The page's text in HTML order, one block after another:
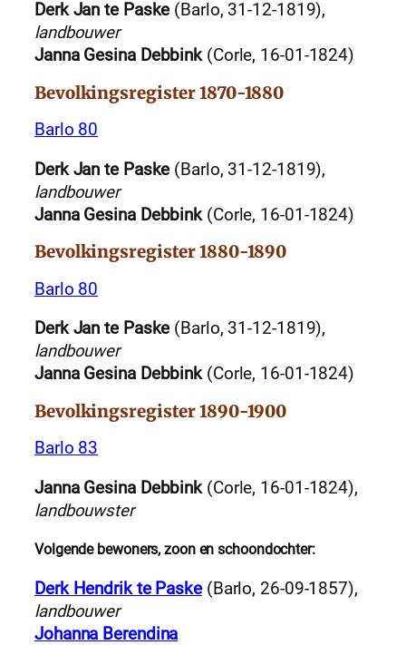
Derk Jan te Paske(Barlo, 31-12-1819),
landbouwer
Janna Gesina Debbink(Corle, 16-01-1824)
Bevolkingsregister 1870-1880
Barlo 80
Derk Jan te Paske(Barlo, 31-12-1819),
landbouwer
Janna Gesina Debbink(Corle, 16-01-1824)
Bevolkingsregister 1880-1890
Barlo 80
Derk Jan te Paske(Barlo, 31-12-1819),
landbouwer
Janna Gesina Debbink(Corle, 16-01-1824)
Bevolkingsregister 1890-1900
Barlo 83
Janna Gesina Debbink(Corle, 16-01-1824),
landbouwster
Volgende bewoners, zoon en schoondochter:
Derk Hendrik te Paske(Barlo, 26-09-1857),
landbouwer
Johanna Berendina